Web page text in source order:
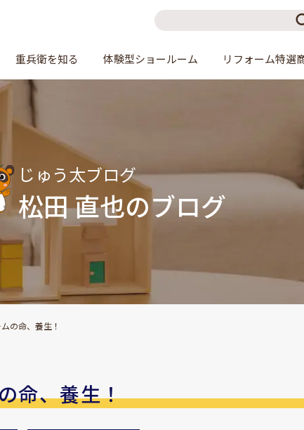
重兵衛を知る 体験型ショールーム リフォーム特選
じゅう太ブログ
松田 直也のブログ
の命、養生！
命、養生！